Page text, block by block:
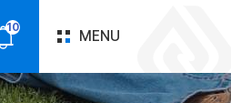
알
10 MENU